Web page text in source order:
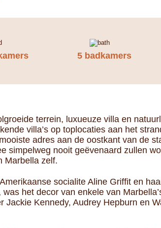
5 badkamers
terrein, luxueuze villa en
villa’s op toplocaties aan het
adres aan de oostkant van de
simpelweg nooit geëvenaard zullen
Marbella zelf.
socialite Aline Griffit en
het decor van enkele van
Jackie Kennedy, Audrey Hepburn en